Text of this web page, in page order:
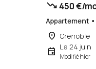
place Aurillac,
event Hier
Variation de